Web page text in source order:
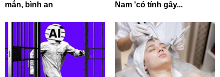
mắn, bình an
Nam 'có tính gây...